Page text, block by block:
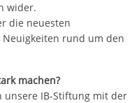
wider.
die neuesten
rund um den
machen?
unsere IB-Stiftung mit der